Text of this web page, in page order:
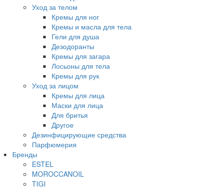
Уход за телом
Кремы для ног
Кремы и масла для тела
Гели для душа
Дезодоранты
Кремы для загара
Лосьоны для тела
Кремы для рук
Уход за лицом
Кремы для лица
Маски для лица
Для бритья
Другое
Дезинфицирующие средства
Парфюмерия
Бренды
ESTEL
MOROCCANOIL
TIGI